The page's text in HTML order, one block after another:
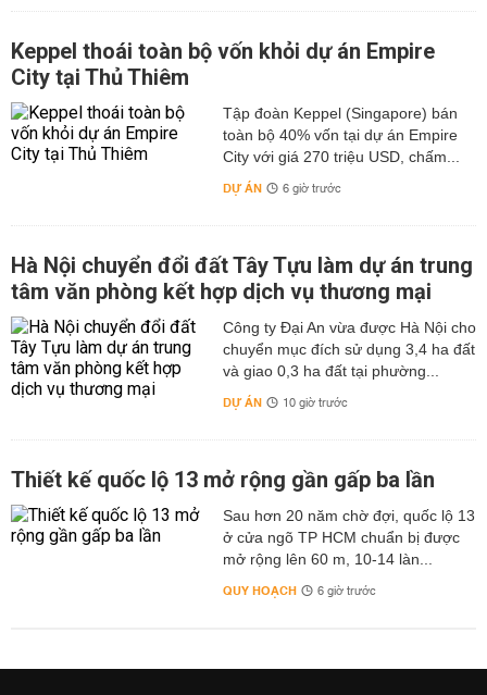
Keppel thoái toàn bộ vốn khỏi dự án Empire
City tại Thủ Thiêm
Tập đoàn Keppel (Singapore) bán
toàn bộ 40% vốn tại dự án Empire
City với giá 270 triệu USD, chấm...
DỰ ÁN 6 giờ trước
Hà Nội chuyển đổi đất Tây Tựu làm dự án trung
tâm văn phòng kết hợp dịch vụ thương mại
Công ty Đại An vừa được Hà Nội cho
chuyển mục đích sử dụng 3,4 ha đất
và giao 0,3 ha đất tại phường...
DỰ ÁN 10 giờ trước
Thiết kế quốc lộ 13 mở rộng gần gấp ba lần
Sau hơn 20 năm chờ đợi, quốc lộ 13
ở cửa ngõ TP HCM chuẩn bị được
mở rộng lên 60 m, 10-14 làn...
QUY HOẠCH 6 giờ trước